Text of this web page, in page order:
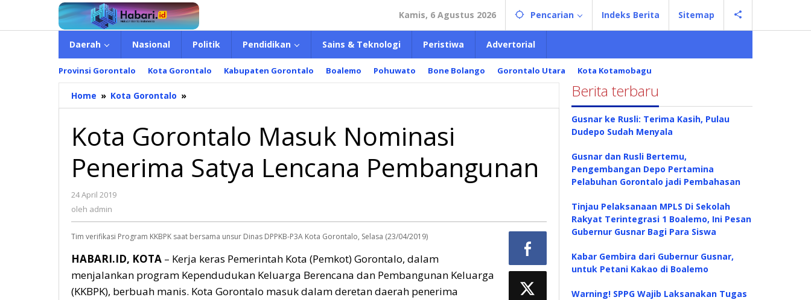
konten
Kamis, 6 Agustus 2026 Pencarian Indeks Berita Sitemap
Daerah Nasional Politik Pendidikan Sains & Teknologi Peristiwa Advertorial
Provinsi Gorontalo Kota Gorontalo Kabupaten Gorontalo Boalemo Pohuwato Bone Bolango Gorontalo Utara Kota Kotamobagu
Home » Kota Gorontalo »
Gorontalo
Nominasi
Penerima
Satya
Lencana
Pembangunan
Kota Gorontalo Masuk Nominasi
Penerima Satya Lencana Pembangunan
24 April 2019
oleh admin
Tim verifikasi Program KKBPK saat bersama unsur Dinas DPPKB-P3A Kota Gorontalo, Selasa (23/04/2019)
HABARI.ID, KOTA – Kerja keras Pemerintah Kota (Pemkot) Gorontalo, dalam
menjalankan program Kependudukan Keluarga Berencana dan Pembangunan Keluarga
(KKBPK), berbuah manis. Kota Gorontalo masuk dalam deretan daerah penerima
Berita terbaru
Gusnar ke Rusli: Terima Kasih, Pulau
Dudepo Sudah Menyala
Gusnar dan Rusli Bertemu,
Pengembangan Depo Pertamina
Pelabuhan Gorontalo jadi Pembahasan
Tinjau Pelaksanaan MPLS Di Sekolah
Rakyat Terintegrasi 1 Boalemo, Ini Pesan
Gubernur Gusnar Bagi Para Siswa
Kabar Gembira dari Gubernur Gusnar,
untuk Petani Kakao di Boalemo
Warning! SPPG Wajib Laksanakan Tugas